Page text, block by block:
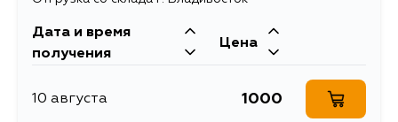
Дата и время
получения
Цена
10 августа 1000